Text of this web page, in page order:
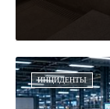
ИНЦИДЕНТЫ